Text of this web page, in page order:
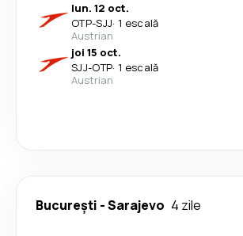
lun. 12 oct.
OTP-SJJ· 1 escală
Austrian
joi 15 oct.
SJJ-OTP· 1 escală
Austrian
București -Sarajevo 4 zile